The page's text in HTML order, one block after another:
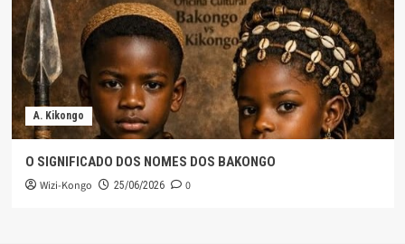
A. Kikongo
O SIGNIFICADO DOS NOMES DOS BAKONGO
Wizi-Kongo 25/06/2026 0